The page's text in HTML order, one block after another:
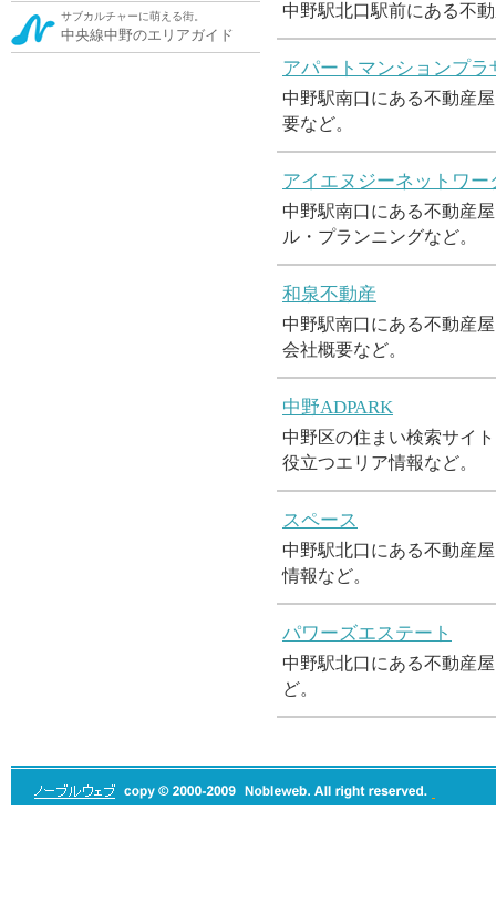
サブカルチャーに萌える街。
中央線中野のエリアガイド
中野駅北口駅前にある不
アパートマンションプラ
中野駅南口にある不動産
要など。
アイエヌジーネットワー
中野駅南口にある不動産
ル・プランニングなど。
和泉不動産
中野駅南口にある不動産
会社概要など。
中野ADPARK
中野区の住まい検索サイ
役立つエリア情報など。
スペース
中野駅北口にある不動産
情報など。
パワーズエステート
中野駅北口にある不動産
ど。